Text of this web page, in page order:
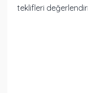
teklifleri